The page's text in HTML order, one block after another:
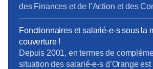
des Finances et de l’Action et des
La « loi pour la liberté de choisir son
professionnel » du 05 septembre
ambition une nouvelle société de
réforme la formation professionnelle
[…]
Fonctionnaires et salarié-e-s sous la
couverture !
Depuis 2001, en termes de
situation des salarié-e-s d’Orange